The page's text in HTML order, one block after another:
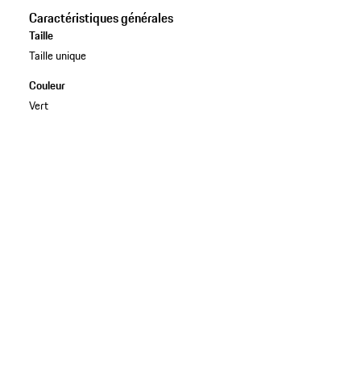
Caractéristiques générales
Taille
Taille unique
Couleur
Vert